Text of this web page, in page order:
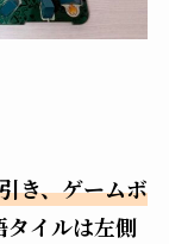
き、ゲームボ
タイルは左側